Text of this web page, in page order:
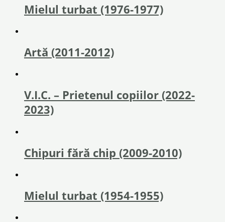
Mielul turbat (1976-1977)
Artă (2011-2012)
V.I.C. – Prietenul copiilor (2022-
2023)
Chipuri fără chip (2009-2010)
Mielul turbat (1954-1955)